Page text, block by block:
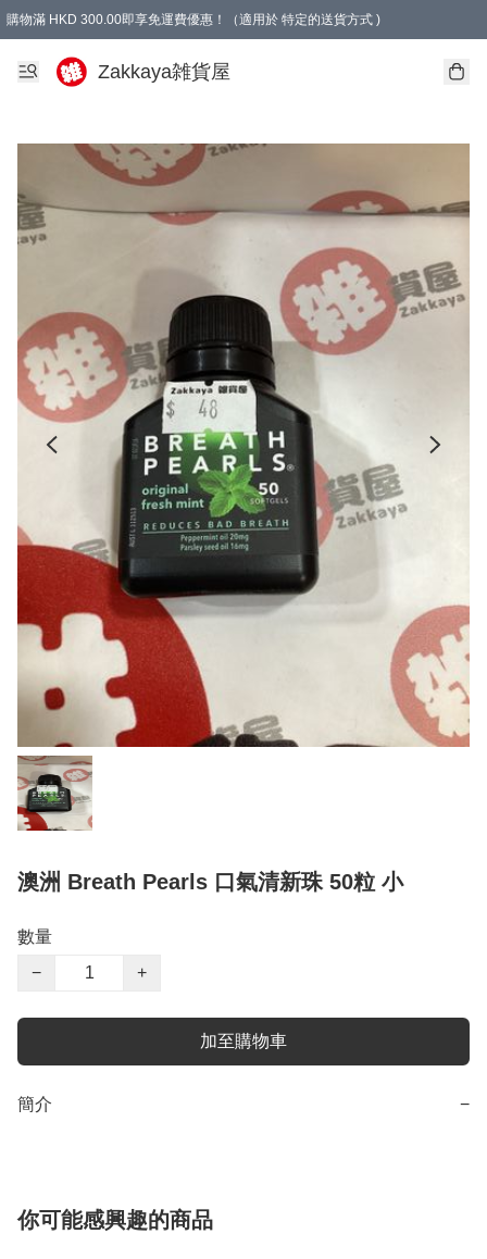
購物滿 HKD 300.00即享免運費優惠！（適用於 特定的送貨方式 )
Zakkaya雑貨屋
澳洲 Breath Pearls 口氣清新珠 50粒 小
數量
−
+
加至購物車
簡介 −
你可能感興趣的商品